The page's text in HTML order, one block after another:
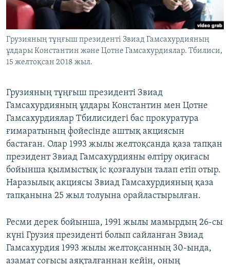
ЖАЗЫЛЫҢЫЗ
Басқа тілдерде
Грузияның тұңғыш президенті Звиад Гамсахурдияның
ұлдары Константин және Цотне Гамсахурдиялар. Тбилиси,
15 желтоқсан 2018 жыл.
Грузияның тұңғыш президенті Звиад
Гамсахурдияның ұлдары Константин мен Цотне
Гамсахурдиялар Тбилисидегі бас прокуратура
ғимаратының фойесінде аштық акциясын
бастаған. Олар 1993 жылы желтоқсанда қаза тапқан
президент Звиад Гамсахурдияны өлтіру оқиғасы
бойынша қылмыстық іс қозғалуын талап етіп отыр.
Наразылық акциясы Звиад Гамсахурдияның қаза
тапқанына 25 жыл толуына орайластырылған.
Ресми дерек бойынша, 1991 жылы мамырдың 26-сы
күні Грузия президенті болып сайланған Звиад
Гамсахурдия 1993 жылы желтоқсанның 30-ында,
азамат соғысы аяқталғаннан кейін, оның